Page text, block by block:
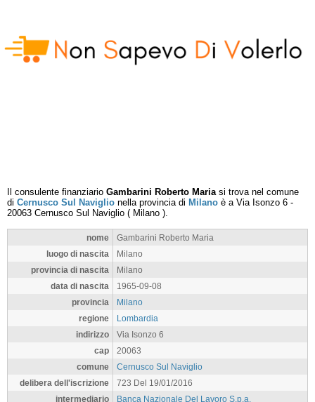
Il consulente finanziario Gambarini Roberto Mariasi trova nel comune
di Cernusco Sul Naviglio nella provincia di Milano è a Via Isonzo 6 -
20063 Cernusco Sul Naviglio ( Milano ).
nome
Gambarini Roberto Maria
luogo di nascita
Milano
provincia di nascita
Milano
data di nascita
1965-09-08
provincia
Milano
regione
Lombardia
indirizzo
Via Isonzo 6
cap
20063
comune
Cernusco Sul Naviglio
delibera dell'iscrizione
723 Del 19/01/2016
intermediario
Banca Nazionale Del Lavoro S.p.a.